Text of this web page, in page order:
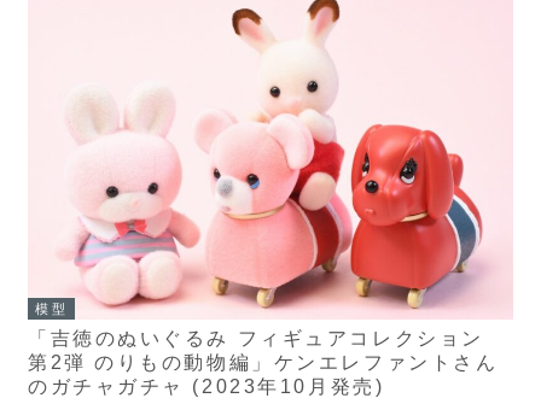
模型
「吉徳のぬいぐるみ フィギュアコレクション
第2弾 のりもの動物編」ケンエレファントさん
のガチャガチャ (2023年10月発売)